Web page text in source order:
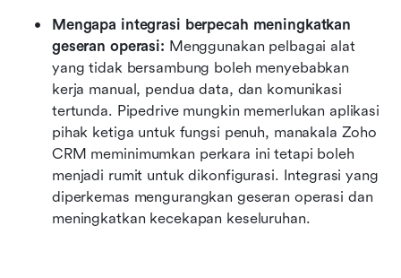
Mengapa integrasi berpecah meningkatkan
geseran operasi: Menggunakan pelbagai alat
yang tidak bersambung boleh menyebabkan
kerja manual, pendua data, dan komunikasi
tertunda. Pipedrive mungkin memerlukan aplikasi
pihak ketiga untuk fungsi penuh, manakala Zoho
CRM meminimumkan perkara ini tetapi boleh
menjadi rumit untuk dikonfigurasi. Integrasi yang
diperkemas mengurangkan geseran operasi dan
meningkatkan kecekapan keseluruhan.